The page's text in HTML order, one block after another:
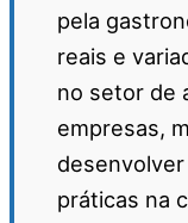
pela
reais e
no setor de
empresas,
práticas na